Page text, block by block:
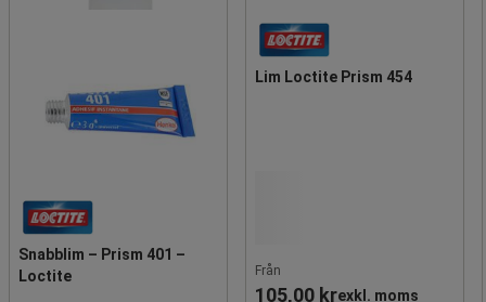
Snabblim – Prism 401 –
Loctite
Lim Loctite Prism 454
Från
105,00 krexkl. moms